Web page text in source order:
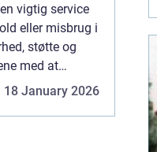
vigtig service
eller misbrug i
støtte og
med at
eller en du
18 January 2026